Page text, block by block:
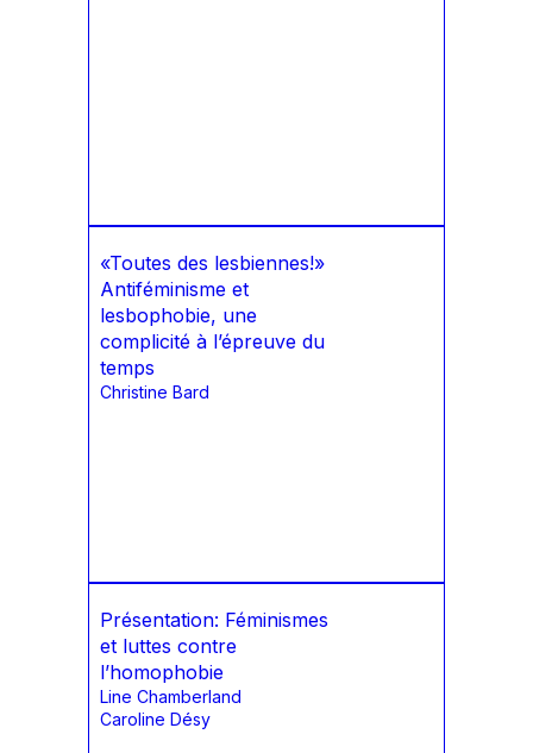
«Toutes des lesbiennes!»
Antiféminisme et
lesbophobie, une
complicité à l’épreuve du
temps
Christine Bard
Présentation: Féminismes
et luttes contre
l’homophobie
Line Chamberland
Caroline Désy